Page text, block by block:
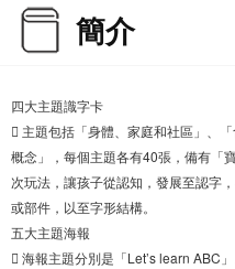
簡介
四大主題識字卡
 主題包括「身體、家庭和社區」、
概念」，每個主題各有40張，備有「
次玩法，讓孩子從認知，發展至認字
或部件，以至字形結構。
五大主題海報
 海報主題分別是「Let’s learn ABC